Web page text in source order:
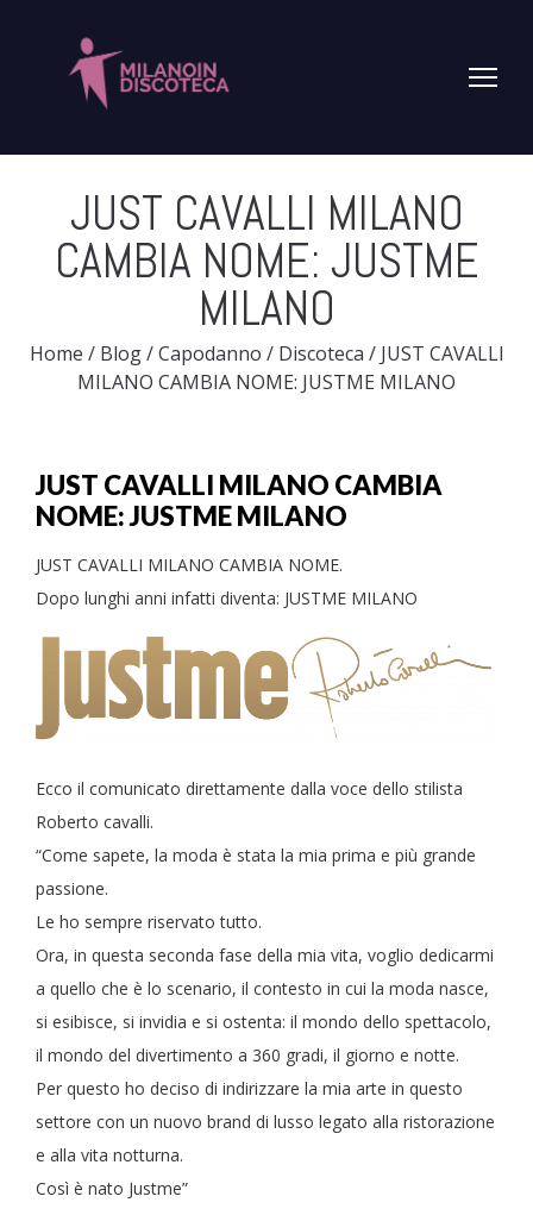
JUST CAVALLI MILANO
CAMBIA NOME: JUSTME
MILANO
Home / Blog / Capodanno / Discoteca /JUST CAVALLI
MILANO CAMBIA NOME: JUSTME MILANO
JUST CAVALLI MILANO CAMBIA
NOME: JUSTME MILANO
JUST CAVALLI MILANO CAMBIA NOME.
Dopo lunghi anni infatti diventa: JUSTME MILANO
Ecco il comunicato direttamente dalla voce dello stilista
Roberto cavalli.
“Come sapete, la moda è stata la mia prima e più grande
passione.
Le ho sempre riservato tutto.
Ora, in questa seconda fase della mia vita, voglio dedicarmi
a quello che è lo scenario, il contesto in cui la moda nasce,
si esibisce, si invidia e si ostenta: il mondo dello spettacolo,
il mondo del divertimento a 360 gradi, il giorno e notte.
Per questo ho deciso di indirizzare la mia arte in questo
settore con un nuovo brand di lusso legato alla ristorazione
e alla vita notturna.
Così è nato Justme”